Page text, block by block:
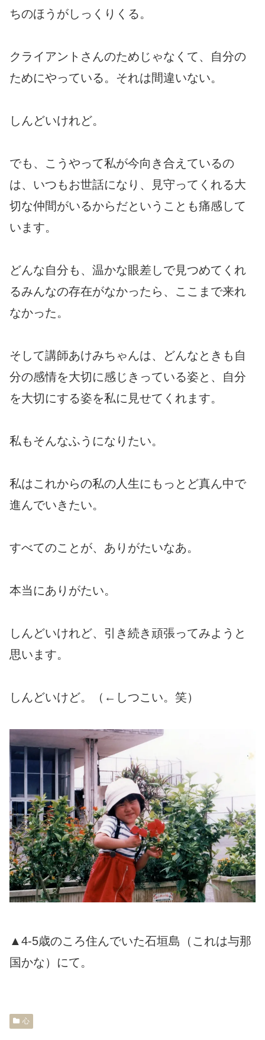
ちのほうがしっくりくる。
クライアントさんのためじゃなくて、自分の
ためにやっている。それは間違いない。
しんどいけれど。
でも、こうやって私が今向き合えているの
は、いつもお世話になり、見守ってくれる大
切な仲間がいるからだということも痛感して
います。
どんな自分も、温かな眼差しで見つめてくれ
るみんなの存在がなかったら、ここまで来れ
なかった。
そして講師あけみちゃんは、どんなときも自
分の感情を大切に感じきっている姿と、自分
を大切にする姿を私に見せてくれます。
私もそんなふうになりたい。
私はこれからの私の人生にもっとど真ん中で
進んでいきたい。
すべてのことが、ありがたいなあ。
本当にありがたい。
しんどいけれど、引き続き頑張ってみようと
思います。
しんどいけど。（←しつこい。笑）
▲4-5歳のころ住んでいた石垣島（これは与那
国かな）にて。
心